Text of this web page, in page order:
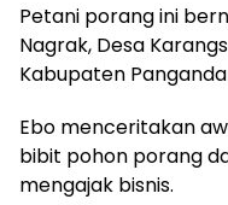
Petani porang ini
Nagrak, Desa
Kabupaten
Ebo menceritakan
bibit pohon porang
mengajak bisnis.